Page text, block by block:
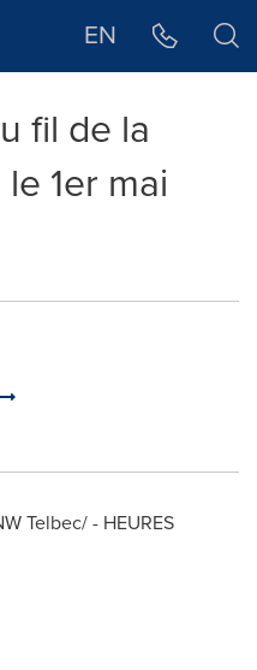
EN
fil de la
1er mai
Telbec/ - HEURES